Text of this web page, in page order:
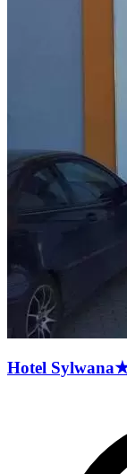
Hotel Sylwana